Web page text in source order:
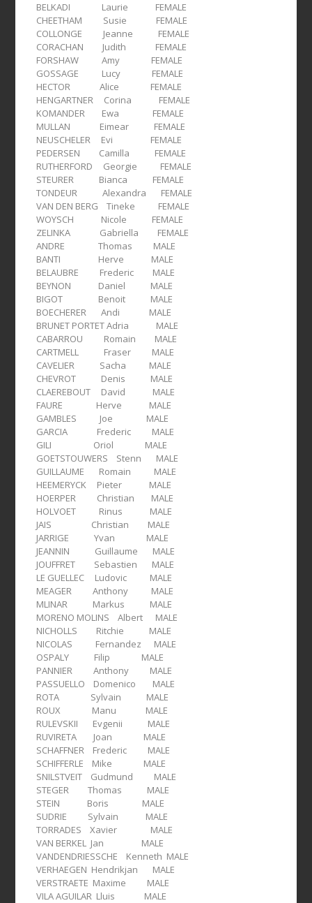
BELKADI Laurie FEMALE
CHEETHAM Susie FEMALE
COLLONGE Jeanne FEMALE
CORACHAN Judith FEMALE
FORSHAW Amy FEMALE
GOSSAGE Lucy FEMALE
HECTOR Alice FEMALE
HENGARTNER Corina FEMALE
KOMANDER Ewa FEMALE
MULLAN Eimear FEMALE
NEUSCHELER Evi FEMALE
PEDERSEN Camilla FEMALE
RUTHERFORD Georgie FEMALE
STEURER Bianca FEMALE
TONDEUR Alexandra FEMALE
VAN DEN BERG Tineke FEMALE
WOYSCH Nicole FEMALE
ZELINKA Gabriella FEMALE
ANDRE Thomas MALE
BANTI Herve MALE
BELAUBRE Frederic MALE
BEYNON Daniel MALE
BIGOT Benoit MALE
BOECHERER Andi MALE
BRUNET PORTET Adria MALE
CABARROU Romain MALE
CARTMELL Fraser MALE
CAVELIER Sacha MALE
CHEVROT Denis MALE
CLAEREBOUT David MALE
FAURE Herve MALE
GAMBLES Joe MALE
GARCIA Frederic MALE
GILI Oriol MALE
GOETSTOUWERS Stenn MALE
GUILLAUME Romain MALE
HEEMERYCK Pieter MALE
HOERPER Christian MALE
HOLVOET Rinus MALE
JAIS Christian MALE
JARRIGE Yvan MALE
JEANNIN Guillaume MALE
JOUFFRET Sebastien MALE
LE GUELLEC Ludovic MALE
MEAGER Anthony MALE
MLINAR Markus MALE
MORENO MOLINS Albert MALE
NICHOLLS Ritchie MALE
NICOLAS Fernandez MALE
OSPALY Filip MALE
PANNIER Anthony MALE
PASSUELLO Domenico MALE
ROTA Sylvain MALE
ROUX Manu MALE
RULEVSKII Evgenii MALE
RUVIRETA Joan MALE
SCHAFFNER Frederic MALE
SCHIFFERLE Mike MALE
SNILSTVEIT Gudmund MALE
STEGER Thomas MALE
STEIN Boris MALE
SUDRIE Sylvain MALE
TORRADES Xavier MALE
VAN BERKEL Jan MALE
VANDENDRIESSCHE Kenneth MALE
VERHAEGEN Hendrikjan MALE
VERSTRAETE Maxime MALE
VILA AGUILAR Lluis MALE